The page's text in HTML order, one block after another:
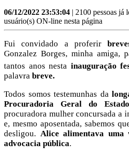
06/12/2022 23:53:04 | 2100 pessoas já
usuário(s) ON-line nesta página
Fui convidado a proferir
Gonzalez Borges, minha amiga,
tantos anos nesta inauguração
palavra breve.
Todos somos testemunhas da
Procuradoria Geral do Estado
procuradora mulher concursada a
e, mesmo aposentada, sabemos
desligou. Alice alimentava uma
advocacia pública.